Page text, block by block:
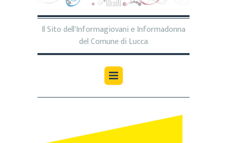
Il Sito dell'Informagiovani e Informadonna
del Comune di Lucca